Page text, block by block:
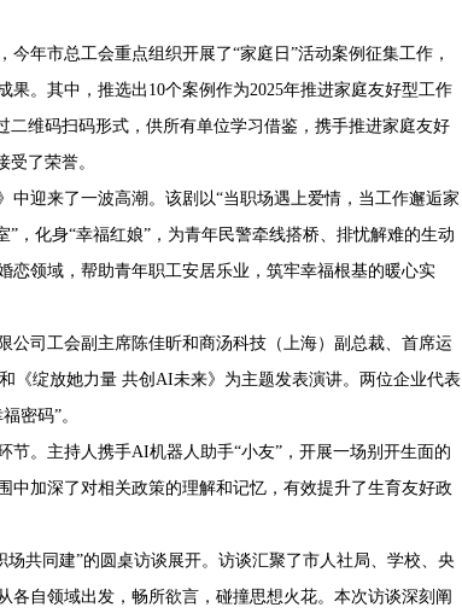
市总工会重点组织开展了“家庭日”活动案例征集工作，
。其中，推选出10个案例作为2025年推进家庭友好型工作
二维码扫码形式，供所有单位学习借鉴，携手推进家庭友好
了荣誉。
迎来了一波高潮。该剧以“当职场遇上爱情，当工作邂逅家
，化身“幸福红娘”，为青年民警牵线搭桥、排忧解难的生动
恋领域，帮助青年职工安居乐业，筑牢幸福根基的暖心实
司工会副主席陈佳昕和商汤科技（上海）副总裁、首席运
《绽放她力量 共创AI未来》为主题发表演讲。两位企业代表
密码”。
。主持人携手AI机器人助手“小友”，开展一场别开生面的
中加深了对相关政策的理解和记忆，有效提升了生育友好政
同建”的圆桌访谈展开。访谈汇聚了市人社局、学校、央
自领域出发，畅所欲言，碰撞思想火花。本次访谈深刻阐